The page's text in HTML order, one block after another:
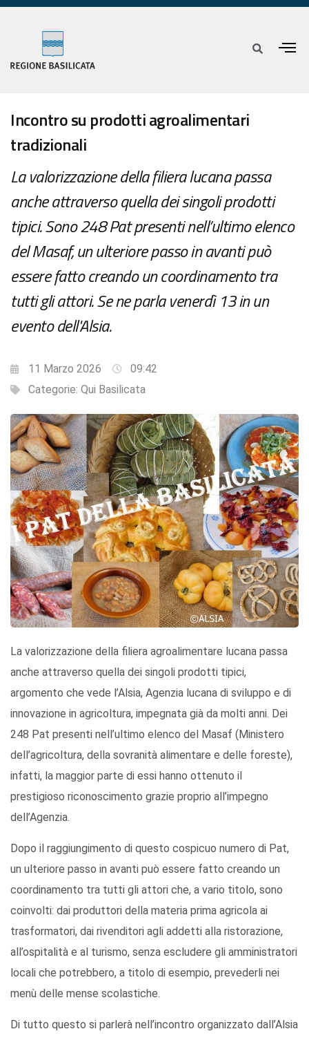
Incontro su prodotti agroalimentari
tradizionali
La valorizzazione della filiera lucana passa
anche attraverso quella dei singoli prodotti
tipici. Sono 248 Pat presenti nell’ultimo elenco
del Masaf, un ulteriore passo in avanti può
essere fatto creando un coordinamento tra
tutti gli attori. Se ne parla venerdì 13 in un
evento dell'Alsia.
11 Marzo 2026
09:42
Categorie: Qui Basilicata
La valorizzazione della filiera agroalimentare lucana passa
anche attraverso quella dei singoli prodotti tipici,
argomento che vede l’Alsia, Agenzia lucana di sviluppo e di
innovazione in agricoltura, impegnata già da molti anni. Dei
248 Pat presenti nell’ultimo elenco del Masaf (Ministero
dell’agricoltura, della sovranità alimentare e delle foreste),
infatti, la maggior parte di essi hanno ottenuto il
prestigioso riconoscimento grazie proprio all’impegno
dell’Agenzia.
Dopo il raggiungimento di questo cospicuo numero di Pat,
un ulteriore passo in avanti può essere fatto creando un
coordinamento tra tutti gli attori che, a vario titolo, sono
coinvolti: dai produttori della materia prima agricola ai
trasformatori, dai rivenditori agli addetti alla ristorazione,
all’ospitalità e al turismo, senza escludere gli amministratori
locali che potrebbero, a titolo di esempio, prevederli nei
menù delle mense scolastiche.
Di tutto questo si parlerà nell’incontro organizzato dall’Alsia